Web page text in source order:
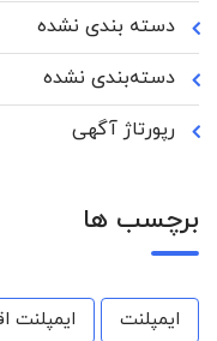
دسته بندی نشده
دسته‌بندی نشده
رپورتاژ آگهی
برچسب ها
ایمپلنت ایمپلنت